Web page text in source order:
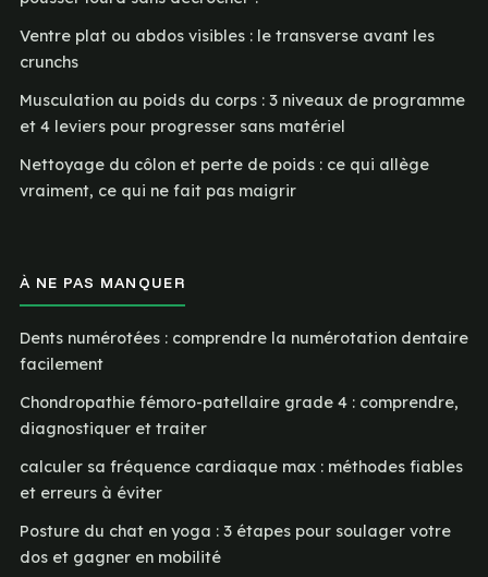
Ventre plat ou abdos visibles : le transverse avant les
crunchs
Musculation au poids du corps : 3 niveaux de programme
et 4 leviers pour progresser sans matériel
Nettoyage du côlon et perte de poids : ce qui allège
vraiment, ce qui ne fait pas maigrir
À NE PAS MANQUER
Dents numérotées : comprendre la numérotation dentaire
facilement
Chondropathie fémoro-patellaire grade 4 : comprendre,
diagnostiquer et traiter
calculer sa fréquence cardiaque max : méthodes fiables
et erreurs à éviter
Posture du chat en yoga : 3 étapes pour soulager votre
dos et gagner en mobilité